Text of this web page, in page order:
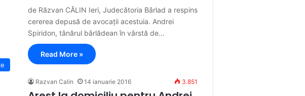
de Răzvan CĂLIN Ieri, Judecătoria Bârlad a respins
cererea depusă de avocații acestuia. Andrei
Spiridon, tânărul bârlădean în vârstă de…
Read More »
Razvan Calin 14 ianuarie 2016 3.851